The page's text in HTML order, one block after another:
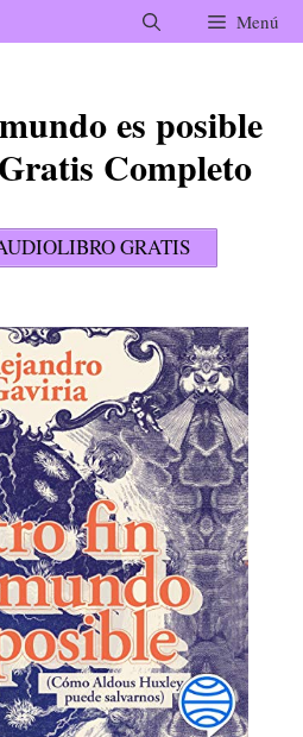
Menú
es posible
Completo
GRATIS